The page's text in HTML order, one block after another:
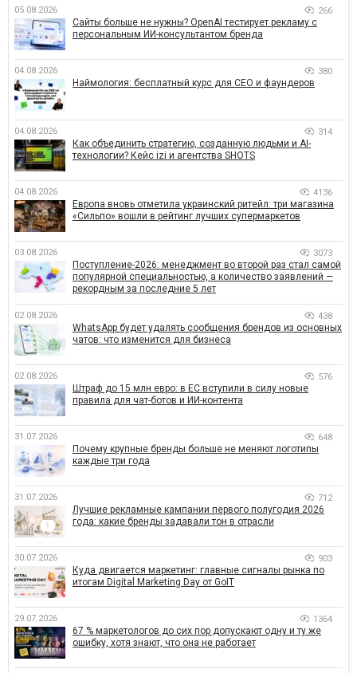
05.08.2026 266
Сайты больше не нужны? OpenAI тестирует рекламу с
персональным ИИ-консультантом бренда
04.08.2026 380
Наймология: бесплатный курс для CEO и фаундеров
04.08.2026 314
Как объединить стратегию, созданную людьми и AI-
технологии? Кейс izi и агентства SHOTS
04.08.2026 4136
Европа вновь отметила украинский ритейл: три магазина
«Сильпо» вошли в рейтинг лучших супермаркетов
03.08.2026 3073
Поступление-2026: менеджмент во второй раз стал самой
популярной специальностью, а количество заявлений —
рекордным за последние 5 лет
02.08.2026 438
WhatsApp будет удалять сообщения брендов из основных
чатов: что изменится для бизнеса
02.08.2026 576
Штраф до 15 млн евро: в ЕС вступили в силу новые
правила для чат-ботов и ИИ-контента
31.07.2026 648
Почему крупные бренды больше не меняют логотипы
каждые три года
31.07.2026 712
Лучшие рекламные кампании первого полугодия 2026
года: какие бренды задавали тон в отрасли
30.07.2026 903
Куда двигается маркетинг: главные сигналы рынка по
итогам Digital Marketing Day от GoIT
29.07.2026 1364
67 % маркетологов до сих пор допускают одну и ту же
ошибку, хотя знают, что она не работает